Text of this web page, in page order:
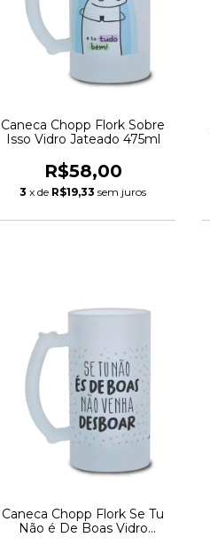
Caneca Chopp Flork Sobre
Isso Vidro Jateado 475ml
R$58,00
3 x de R$19,33 sem juros
Caneca Chopp Flork Se Tu
Não é De Boas Vidro